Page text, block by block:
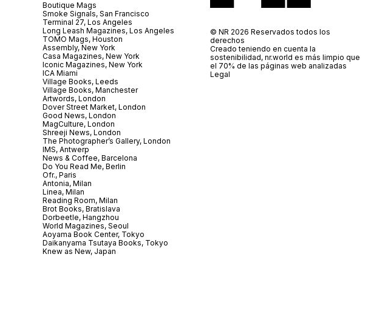
Boutique Mags
Smoke Signals, San Francisco
Terminal 27, Los Angeles
Long Leash Magazines, Los Angeles
TOMO Mags, Houston
Assembly, New York
Casa Magazines, New York
Iconic Magazines, New York
ICA Miami
Village Books, Leeds
Village Books, Manchester
Artwords, London
Dover Street Market, London
Good News, London
MagCulture, London
Shreeji News, London
The Photographer’s Gallery, London
IMS, Antwerp
News & Coffee, Barcelona
Do You Read Me, Berlin
Ofr., Paris
Antonia, Milan
Linea, Milan
Reading Room, Milan
Brot Books, Bratislava
Dorbeetle, Hangzhou
World Magazines, Seoul
Aoyama Book Center, Tokyo
Daikanyama Tsutaya Books, Tokyo
Knew as New, Japan
© NR 2026 Reservados todos los
derechos
Creado teniendo en cuenta la
sostenibilidad, nr.world es más limpio que
el 70% de las páginas web analizadas
Legal